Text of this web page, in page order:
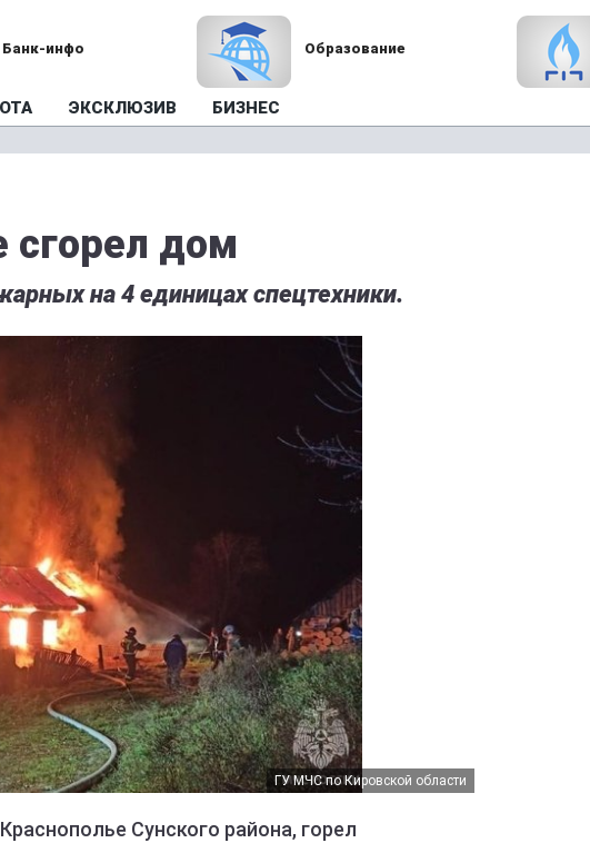
Банк-инфо Образование
ЭКСКЛЮЗИВ БИЗНЕС
сгорел дом
на 4 единицах спецтехники.
ГУ МЧС по Кировской области
Сунского района, горел